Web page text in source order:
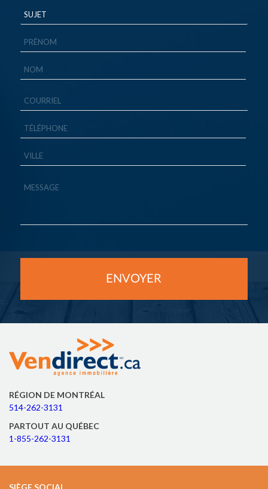
RÉGION DE MONTRÉAL
514-262-3131
PARTOUT AU QUÉBEC
1-855-262-3131
SIÈGE SOCIAL